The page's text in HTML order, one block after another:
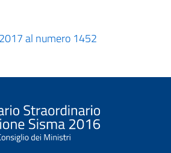
al numero 1452